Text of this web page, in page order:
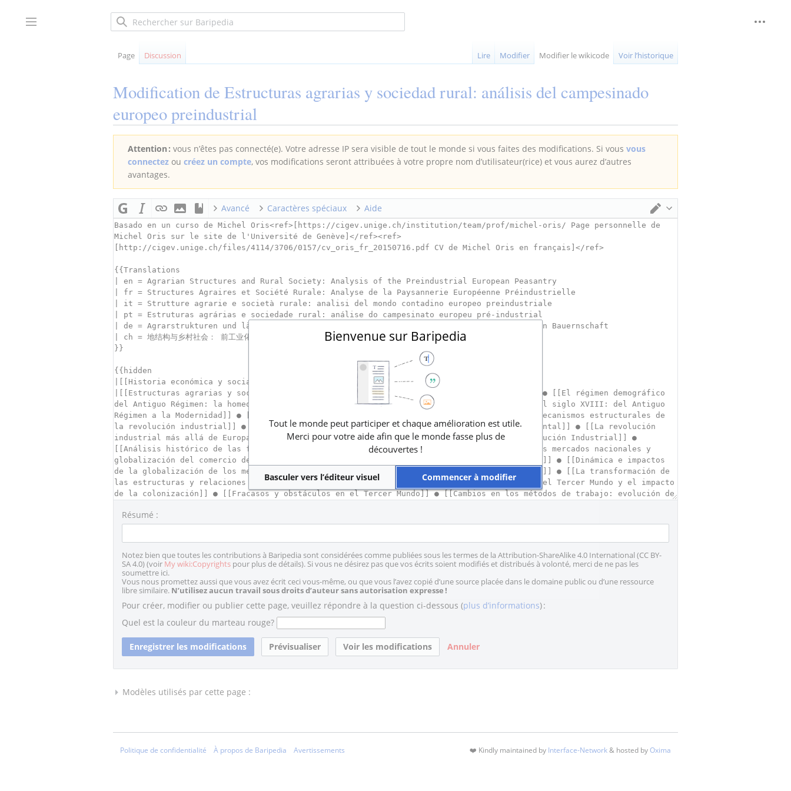
au Afficher / masquer la barre latérale Outils
replié
Page Discussion Lire Modifier Modifier le wikicode Voir l’historique
Modification de Estructuras agrarias y sociedad rural: análisis del campesinado
europeo preindustrial
Attention : vous n’êtes pas connecté(e). Votre adresse IP sera visible de tout le monde si vous faites des modifications. Si vous vous
connectez ou créez un compte, vos modifications seront attribuées à votre propre nom d’utilisateur(rice) et vous aurez d’autres
avantages.
Changer d’éditeur
Avancé Caractères spéciaux Aide
Résumé :
Notez bien que toutes les contributions à Baripedia sont considérées comme publiées sous les termes de la Attribution-ShareAlike 4.0 International (CC BY-
SA 4.0) (voir My wiki:Copyrights pour plus de détails). Si vous ne désirez pas que vos écrits soient modifiés et distribués à volonté, merci de ne pas les
soumettre ici.
Vous nous promettez aussi que vous avez écrit ceci vous-même, ou que vous l’avez copié d’une source placée dans le domaine public ou d’une ressource
libre similaire. N’utilisez aucun travail sous droits d’auteur sans autorisation expresse !
Pour créer, modifier ou publier cette page, veuillez répondre à la question ci-dessous (plus d’informations) :
Quel est la couleur du marteau rouge?
Annuler
Modèles utilisés par cette page :
Politique de confidentialité À propos de Baripedia Avertissements ❤️ Kindly maintained by Interface-Network& hosted byOxima
Bienvenue sur Baripedia
Tout le monde peut participer et chaque amélioration est utile.
Merci pour votre aide afin que le monde fasse plus de
découvertes !
Basculer vers l’éditeur visuel Commencer à modifier